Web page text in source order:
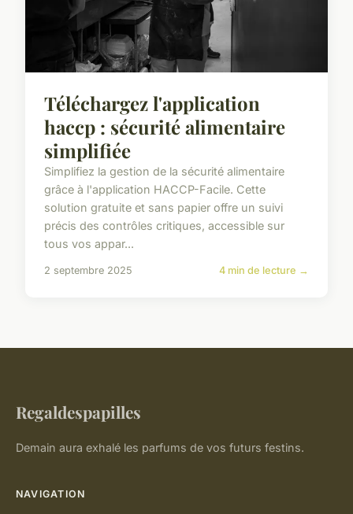
Téléchargez l'application
haccp : sécurité alimentaire
simplifiée
Simplifiez la gestion de la sécurité alimentaire
grâce à l'application HACCP-Facile. Cette
solution gratuite et sans papier offre un suivi
précis des contrôles critiques, accessible sur
tous vos appar...
2 septembre 2025 4 min de lecture →
Regaldespapilles
Demain aura exhalé les parfums de vos futurs festins.
NAVIGATION